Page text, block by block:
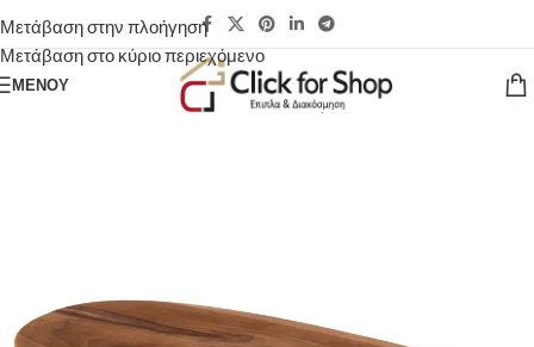
Μετάβαση στην πλοήγηση
Μετάβαση στο κύριο περιεχόμενο
ΜΕΝΟΎ